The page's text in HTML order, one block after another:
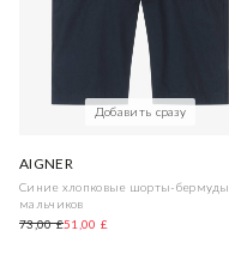
Добавить сразу
AIGNER
Синие хлопковые шорты-
мальчиков
73,00 £51,00 £